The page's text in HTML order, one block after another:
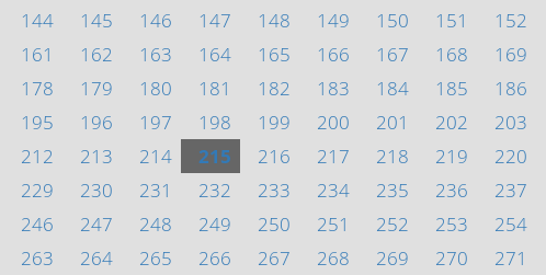
144 145 146 147 148 149 150 151 152
161 162 163 164 165 166 167 168 169
178 179 180 181 182 183 184 185 186
195 196 197 198 199 200 201 202 203
212 213 214 215 216 217 218 219 220
229 230 231 232 233 234 235 236 237
246 247 248 249 250 251 252 253 254
263 264 265 266 267 268 269 270 271